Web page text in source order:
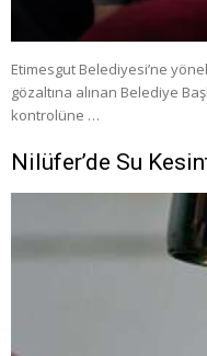
Etimesgut Belediyesi’ne
gözaltına alınan Belediye
kontrolüne …
Nilüfer’de Su